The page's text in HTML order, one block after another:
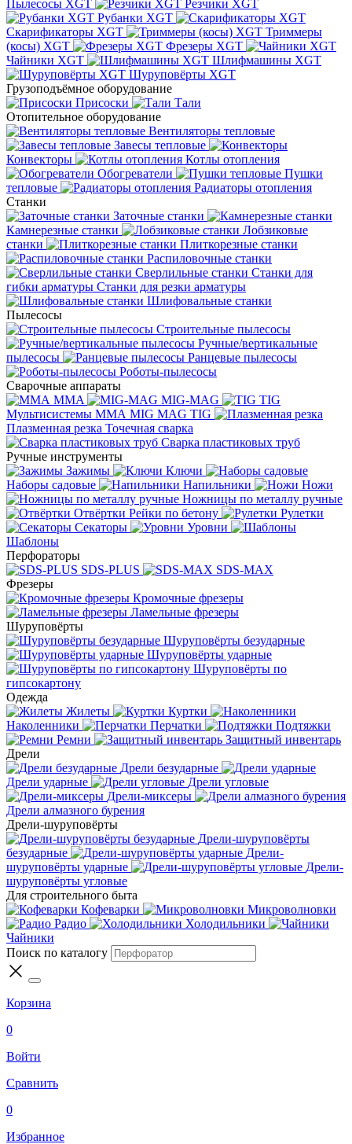
Пылесосы XGT
Резчики XGT
Рубанки XGT
Скарификаторы XGT
Триммеры
(косы) XGT
Фрезеры XGT
Чайники XGT
Шлифмашины XGT
Шуруповёрты XGT
Грузоподъёмное оборудование
Присоски
Тали
Отопительное оборудование
Вентиляторы тепловые
Завесы тепловые
Конвекторы
Котлы отопления
Обогреватели
Пушки
тепловые
Радиаторы отопления
Станки
Заточные станки
Камнерезные станки
Лобзиковые
станки
Плиткорезные станки
Распиловочные станки
Сверлильные станки Станки для
гибки арматуры Станки для резки арматуры
Шлифовальные станки
Пылесосы
Строительные пылесосы
Ручные/вертикальные
пылесосы
Ранцевые пылесосы
Роботы-пылесосы
Сварочные аппараты
MMA
MIG-MAG
TIG
Мультисистемы ММА MIG MAG TIG
Плазменная резка Точечная сварка
Cварка пластиковых труб
Ручные инструменты
Зажимы
Ключи
Наборы садовые
Напильники
Ножи
Ножницы по металлу ручные
Отвёртки Рейки по бетону
Рулетки
Секаторы
Уровни
Шаблоны
Перфораторы
SDS-PLUS
SDS-MAX
Фрезеры
Кромочные фрезеры
Ламельные фрезеры
Шуруповёрты
Шуруповёрты безударные
Шуруповёрты ударные
Шуруповёрты по
гипсокартону
Одежда
Жилеты
Куртки
Наколенники
Перчатки
Подтяжки
Ремни
Защитный инвентарь
Дрели
Дрели безударные
Дрели ударные
Дрели угловые
Дрели-миксеры
Дрели алмазного бурения
Дрели-шуруповёрты
Дрели-шуруповёрты
безударные
Дрели-
шуруповёрты ударные
Дрели-
шуруповёрты угловые
Для строительного быта
Кофеварки
Микроволновки
Радио
Холодильники
Чайники
Поиск по каталогу
Корзина
0
Войти
Сравнить
0
Избранное